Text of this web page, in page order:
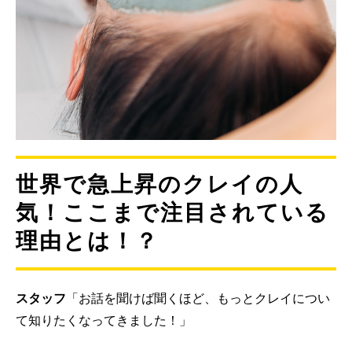
世界で急上昇のクレイの人
気！ここまで注目されている
理由とは！？
スタッフ 「お話を聞けば聞くほど、もっとクレイについ
て知りたくなってきました！」